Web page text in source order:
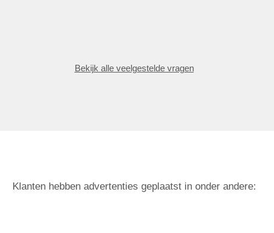
Bekijk alle veelgestelde vragen
Klanten hebben advertenties geplaatst in onder andere: